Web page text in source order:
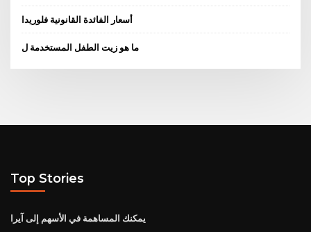
أسعار الفائدة القانونية فلوريدا
ما هو زيت الطفل المستخدمة ل
Top Stories
يمكنك المساهمة في الأسهم إلى آيرا